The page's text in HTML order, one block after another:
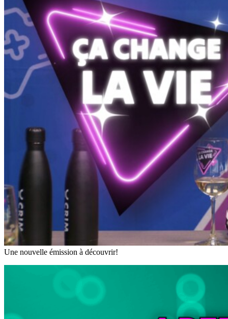
Une nouvelle émission à découvrir!